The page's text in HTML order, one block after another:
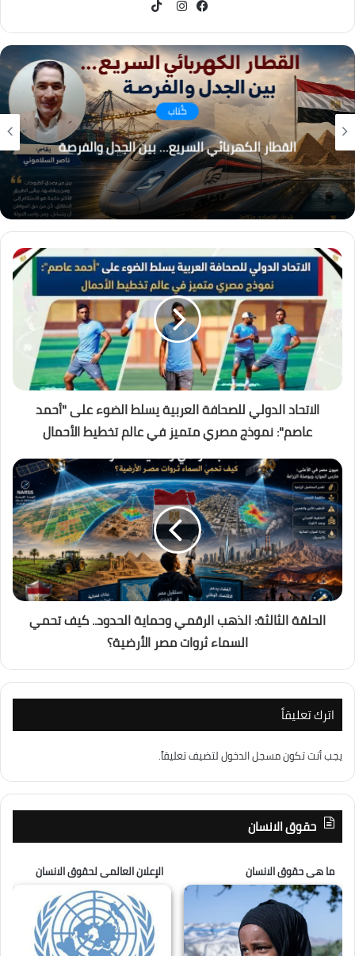
كُتاب
القطار الكهربائي السريع… بين الجدل والفرصة
الاتحاد الدولي للصحافة العربية يسلط الضوء على "أحمد
عاصم": نموذج مصري متميز في عالم تخطيط الأحمال
الحلقة الثالثة: الذهب الرقمي وحماية الحدود.. كيف تحمي
السماء ثروات مصر الأرضية؟
اترك تعليقاً
يجب أنت تكونمسجل الدخوللتضيف تعليقاً.
حقوق الانسان
ما هى حقوق الانسان الإعلان العالمى لحقوق الانسان